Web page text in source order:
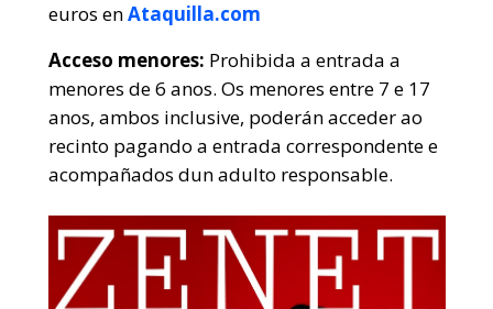
euros enAtaquilla.com
Acceso menores: Prohibida a entrada a
menores de 6 anos. Os menores entre 7 e 17
anos, ambos inclusive, poderán acceder ao
recinto pagando a entrada correspondente e
acompañados dun adulto responsable.